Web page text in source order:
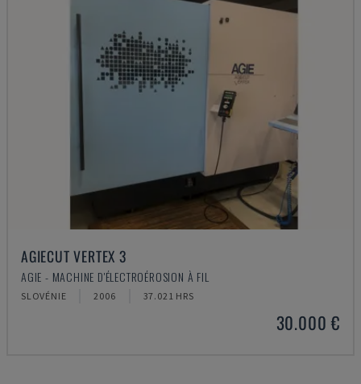
AGIECUT VERTEX 3
AGIE - MACHINE D'ÉLECTROÉROSION À FIL
SLOVÉNIE 2006 37.021 HRS
30.000 €